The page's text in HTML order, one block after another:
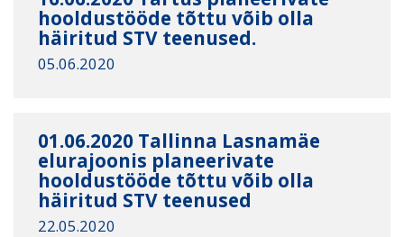
hooldustööde tõttu võib olla
häiritud STV teenused.
05.06.2020
01.06.2020 Tallinna Lasnamäe
elurajoonis planeerivate
hooldustööde tõttu võib olla
häiritud STV teenused
22.05.2020